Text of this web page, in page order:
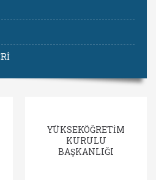
YÜKSEKÖĞRETİM
KURULU
BAŞKANLIĞI